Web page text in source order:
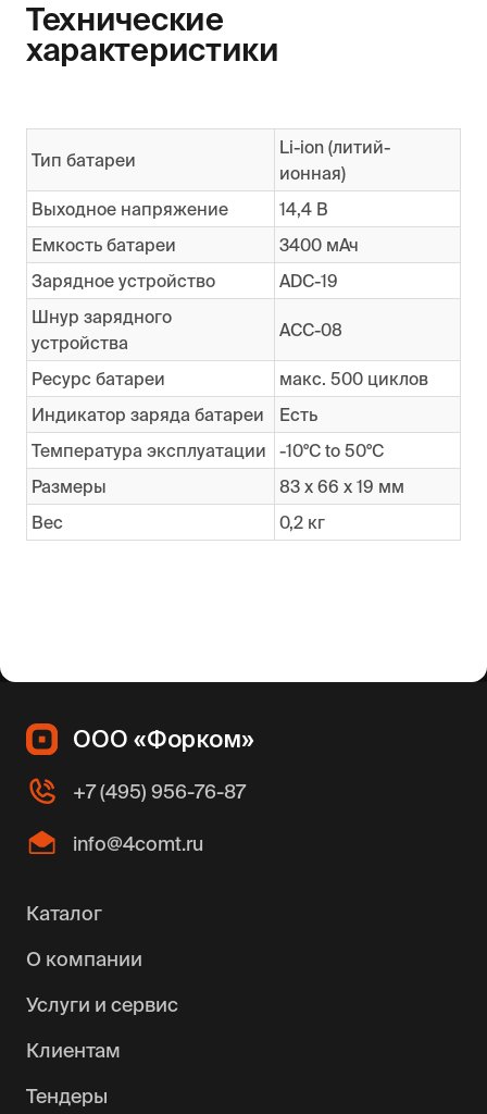
Технические
характеристики
Тип батареи
Li-ion (литий-
ионная)
Выходное напряжение
14,4 В
Емкость батареи
3400 мАч
Зарядное устройство
ADC-19
Шнур зарядного
устройства
ACC-08
Ресурс батареи
макс. 500 циклов
Индикатор заряда батареи
Есть
Температура эксплуатации
-10°C to 50°C
Размеры
83 x 66 x 19 мм
Вес
0,2 кг
ООО «Форком»
+7 (495) 956-76-87
info@4comt.ru
Каталог
О компании
Услуги и сервис
Клиентам
Тендеры